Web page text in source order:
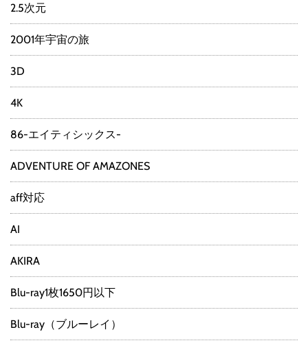
2.5次元
2001年宇宙の旅
3D
4K
86-エイティシックス-
ADVENTURE OF AMAZONES
aff対応
AI
AKIRA
Blu-ray1枚1650円以下
Blu-ray（ブルーレイ）